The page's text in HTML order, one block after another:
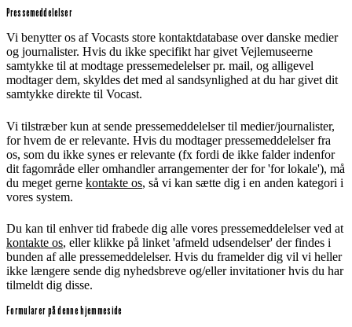
Pressemeddelelser
Vi benytter os af Vocasts store kontaktdatabase over danske medier
og journalister. Hvis du ikke specifikt har givet Vejlemuseerne
samtykke til at modtage pressemedelelser pr. mail, og alligevel
modtager dem, skyldes det med al sandsynlighed at du har givet dit
samtykke direkte til Vocast.
Vi tilstræber kun at sende pressemeddelelser til medier/journalister,
for hvem de er relevante. Hvis du modtager pressemeddelelser fra
os, som du ikke synes er relevante (fx fordi de ikke falder indenfor
dit fagområde eller omhandler arrangementer der for 'for lokale'), må
du meget gerne kontakte os, så vi kan sætte dig i en anden kategori i
vores system.
Du kan til enhver tid frabede dig alle vores pressemeddelelser ved at
kontakte os, eller klikke på linket 'afmeld udsendelser' der findes i
bunden af alle pressemeddelelser. Hvis du framelder dig vil vi heller
ikke længere sende dig nyhedsbreve og/eller invitationer hvis du har
tilmeldt dig disse.
Formularer på denne hjemmeside